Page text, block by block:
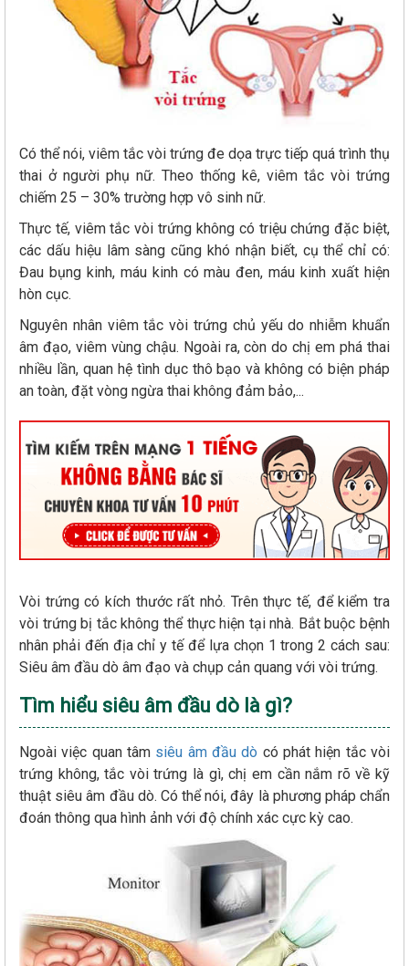
Có thể nói, viêm tắc vòi trứng đe dọa trực tiếp quá trình thụ
thai ở người phụ nữ. Theo thống kê, viêm tắc vòi trứng
chiếm 25 – 30% trường hợp vô sinh nữ.
Thực tế, viêm tắc vòi trứng không có triệu chứng đặc biệt,
các dấu hiệu lâm sàng cũng khó nhận biết, cụ thể chỉ có:
Đau bụng kinh, máu kinh có màu đen, máu kinh xuất hiện
hòn cục.
Nguyên nhân viêm tắc vòi trứng chủ yếu do nhiễm khuẩn
âm đạo, viêm vùng chậu. Ngoài ra, còn do chị em phá thai
nhiều lần, quan hệ tình dục thô bạo và không có biện pháp
an toàn, đặt vòng ngừa thai không đảm bảo,...
Vòi trứng có kích thước rất nhỏ. Trên thực tế, để kiểm tra
vòi trứng bị tắc không thể thực hiện tại nhà. Bắt buộc bệnh
nhân phải đến địa chỉ y tế để lựa chọn 1 trong 2 cách sau:
Siêu âm đầu dò âm đạo và chụp cản quang với vòi trứng.
Tìm hiểu siêu âm đầu dò là gì?
Ngoài việc quan tâm siêu âm đầu dò có phát hiện tắc vòi
trứng không, tắc vòi trứng là gì, chị em cần nắm rõ về kỹ
thuật siêu âm đầu dò. Có thể nói, đây là phương pháp chẩn
đoán thông qua hình ảnh với độ chính xác cực kỳ cao.